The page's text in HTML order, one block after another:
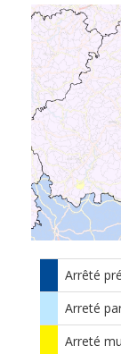
Arrêté
Arreté
Arreté